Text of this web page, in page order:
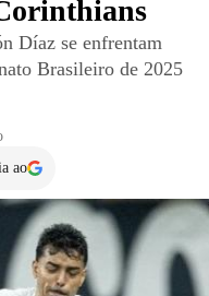
Díaz se enfrentam
Brasileiro de 2025
ao